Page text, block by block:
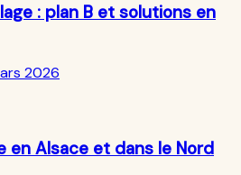
: plan B et solutions en
2026
en Alsace et dans le Nord